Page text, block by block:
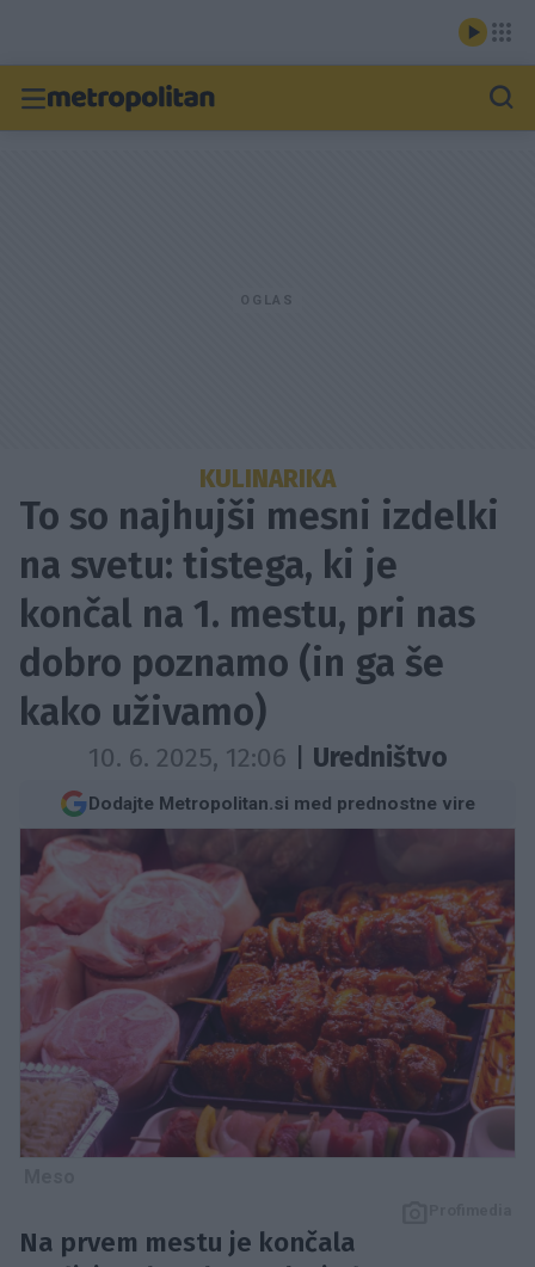
KULINARIKA
To so najhujši mesni izdelki
na svetu: tistega, ki je
končal na 1. mestu, pri nas
dobro poznamo (in ga še
kako uživamo)
10. 6. 2025, 12:06 Uredništvo
Dodajte Metropolitan.si med prednostne vire
Na prvem mestu je končala